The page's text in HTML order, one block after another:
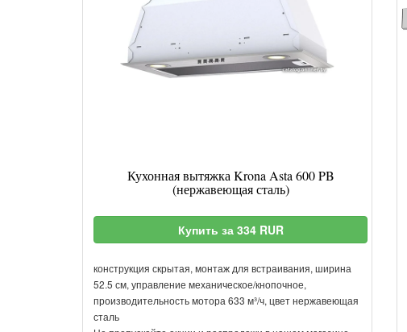
Кухонная вытяжка Krona Asta 600 PB
(нержавеющая сталь)
Купить за 334 RUR
конструкция скрытая, монтаж для встраивания, ширина
52.5 см, управление механическое/кнопочное,
производительность мотора 633 м³/ч, цвет нержавеющая
сталь